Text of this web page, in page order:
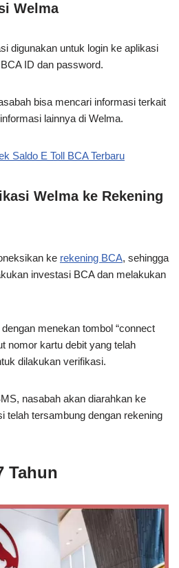
Welma
digunakan untuk login ke aplikasi
ID dan password.
bisa mencari informasi terkait
lainnya di Welma.
Saldo E Toll BCA Terbaru
Welma ke Rekening
ke rekening BCA, sehingga
investasi BCA dan melakukan
menekan tombol “connect
nomor kartu debit yang telah
dilakukan verifikasi.
nasabah akan diarahkan ke
telah tersambung dengan rekening
Tahun